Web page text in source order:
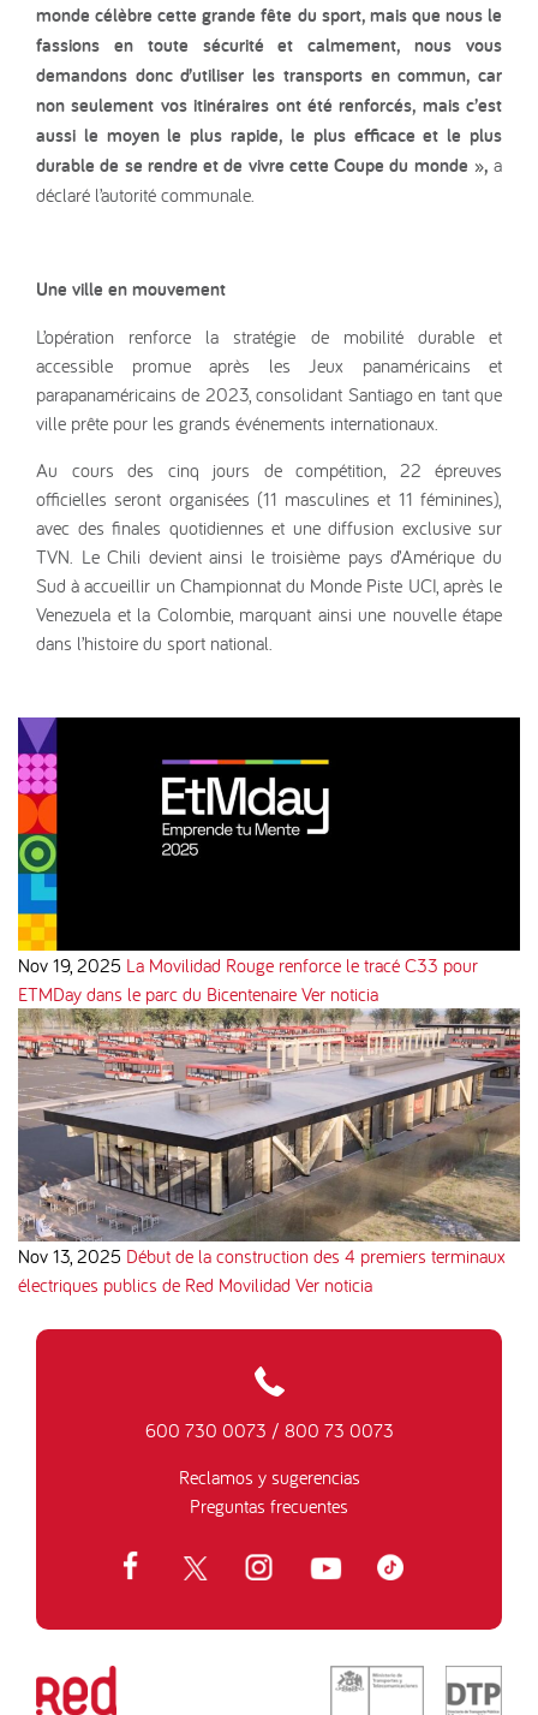
monde célèbre cette grande fête du sport, mais que nous le
fassions en toute sécurité et calmement, nous vous
demandons donc d’utiliser les transports en commun, car
non seulement vos itinéraires ont été renforcés, mais c’est
aussi le moyen le plus rapide, le plus efficace et le plus
durable de se rendre et de vivre cette Coupe du monde », a
déclaré l’autorité communale.
Une ville en mouvement
L’opération renforce la stratégie de mobilité durable et
accessible promue après les Jeux panaméricains et
parapanaméricains de 2023, consolidant Santiago en tant que
ville prête pour les grands événements internationaux.
Au cours des cinq jours de compétition, 22 épreuves
officielles seront organisées (11 masculines et 11 féminines),
avec des finales quotidiennes et une diffusion exclusive sur
TVN. Le Chili devient ainsi le troisième pays d’Amérique du
Sud à accueillir un Championnat du Monde Piste UCI, après le
Venezuela et la Colombie, marquant ainsi une nouvelle étape
dans l’histoire du sport national.
Nov 19, 2025 La Movilidad Rouge renforce le tracé C33 pour
ETMDay dans le parc du Bicentenaire Ver noticia
Nov 13, 2025 Début de la construction des 4 premiers terminaux
électriques publics de Red Movilidad Ver noticia
600 730 0073 / 800 73 0073
Reclamos y sugerencias
Preguntas frecuentes